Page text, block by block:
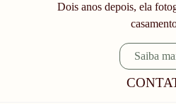
Dois anos depois, ela
Saiba